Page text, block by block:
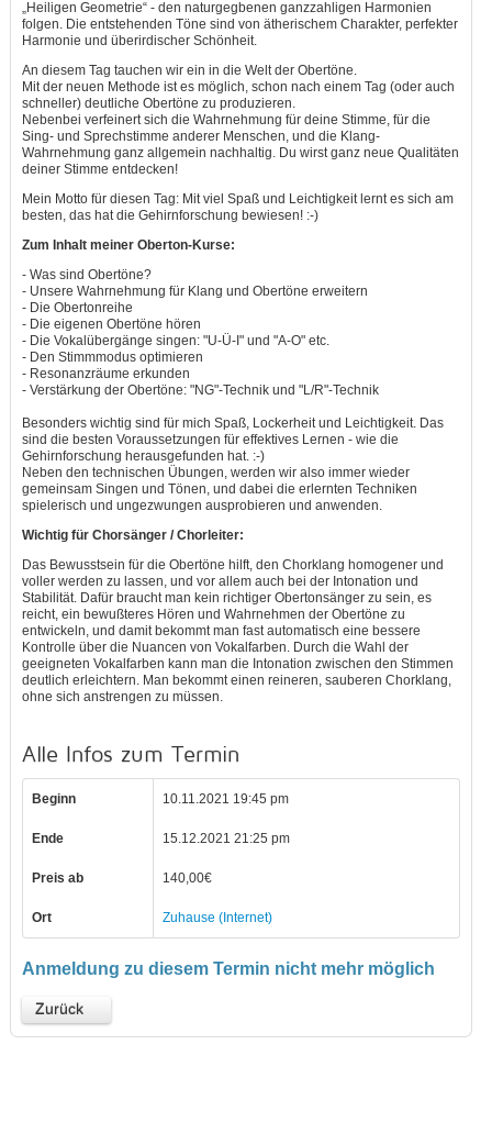
„Heiligen Geometrie“ - den naturgegbenen ganzzahligen Harmonien
folgen. Die entstehenden Töne sind von ätherischem Charakter, perfekter
Harmonie und überirdischer Schönheit.
An diesem Tag tauchen wir ein in die Welt der Obertöne.
Mit der neuen Methode ist es möglich, schon nach einem Tag (oder auch
schneller) deutliche Obertöne zu produzieren.
Nebenbei verfeinert sich die Wahrnehmung für deine Stimme, für die
Sing- und Sprechstimme anderer Menschen, und die Klang-
Wahrnehmung ganz allgemein nachhaltig. Du wirst ganz neue Qualitäten
deiner Stimme entdecken!
Mein Motto für diesen Tag: Mit viel Spaß und Leichtigkeit lernt es sich am
besten, das hat die Gehirnforschung bewiesen! :-)
Zum Inhalt meiner Oberton-Kurse:
- Was sind Obertöne?
- Unsere Wahrnehmung für Klang und Obertöne erweitern
- Die Obertonreihe
- Die eigenen Obertöne hören
- Die Vokalübergänge singen: "U-Ü-I" und "A-O" etc.
- Den Stimmmodus optimieren
- Resonanzräume erkunden
- Verstärkung der Obertöne: "NG"-Technik und "L/R"-Technik
Besonders wichtig sind für mich Spaß, Lockerheit und Leichtigkeit. Das
sind die besten Voraussetzungen für effektives Lernen - wie die
Gehirnforschung herausgefunden hat. :-)
Neben den technischen Übungen, werden wir also immer wieder
gemeinsam Singen und Tönen, und dabei die erlernten Techniken
spielerisch und ungezwungen ausprobieren und anwenden.
Wichtig für Chorsänger / Chorleiter:
Das Bewusstsein für die Obertöne hilft, den Chorklang homogener und
voller werden zu lassen, und vor allem auch bei der Intonation und
Stabilität. Dafür braucht man kein richtiger Obertonsänger zu sein, es
reicht, ein bewußteres Hören und Wahrnehmen der Obertöne zu
entwickeln, und damit bekommt man fast automatisch eine bessere
Kontrolle über die Nuancen von Vokalfarben. Durch die Wahl der
geeigneten Vokalfarben kann man die Intonation zwischen den Stimmen
deutlich erleichtern. Man bekommt einen reineren, sauberen Chorklang,
ohne sich anstrengen zu müssen.
Alle Infos zum Termin
Beginn 10.11.2021 19:45 pm
Ende 15.12.2021 21:25 pm
Preis ab 140,00€
Ort Zuhause (Internet)
Anmeldung zu diesem Termin nicht mehr möglich
Zurück